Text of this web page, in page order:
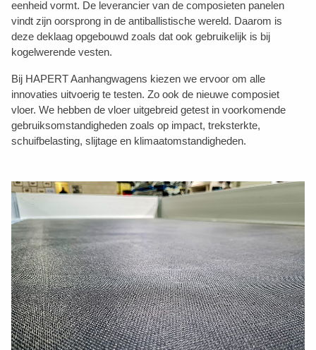
eenheid vormt. De leverancier van de composieten panelen
vindt zijn oorsprong in de antiballistische wereld. Daarom is
deze deklaag opgebouwd zoals dat ook gebruikelijk is bij
kogelwerende vesten.
Bij HAPERT Aanhangwagens kiezen we ervoor om alle
innovaties uitvoerig te testen. Zo ook de nieuwe composiet
vloer. We hebben de vloer uitgebreid getest in voorkomende
gebruiksomstandigheden zoals op impact, treksterkte,
schuifbelasting, slijtage en klimaatomstandigheden.